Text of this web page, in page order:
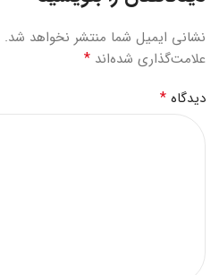
نشانی ایمیل شما منتشر نخواهد شد.
علامت‌گذاری شده‌اند *
دیدگاه *